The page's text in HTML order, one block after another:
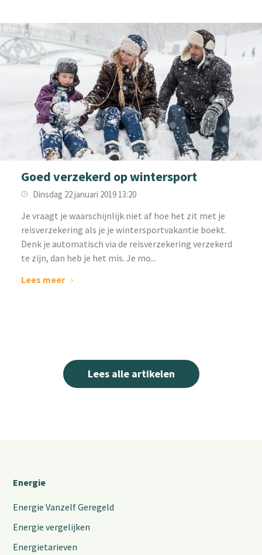
Goed verzekerd op wintersport
Dinsdag 22 januari 2019 13:20
Je vraagt je waarschijnlijk niet af hoe het zit met je
reisverzekering als je je wintersportvakantie boekt.
Denk je automatisch via de reisverzekering verzekerd
te zijn, dan heb je het mis. Je mo...
Lees meer
Lees alle artikelen
Energie
Energie Vanzelf Geregeld
Energie vergelijken
Energietarieven